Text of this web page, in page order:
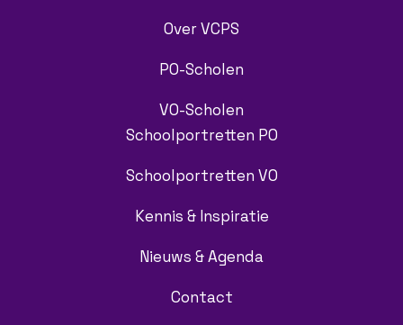
Over VCPS
PO-Scholen
VO-Scholen
Schoolportretten PO
Schoolportretten VO
Kennis & Inspiratie
Nieuws & Agenda
Contact